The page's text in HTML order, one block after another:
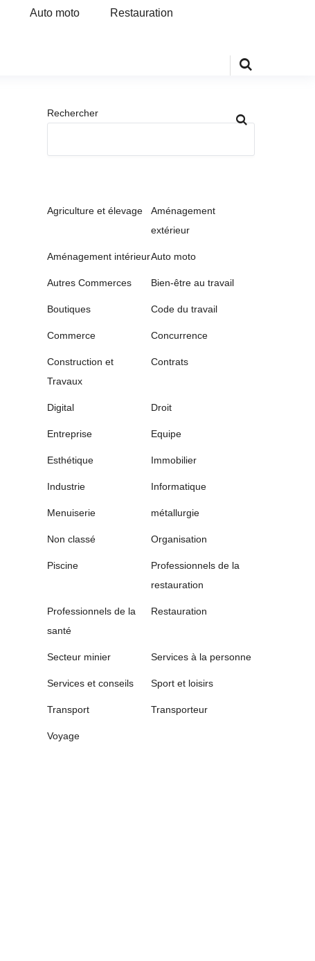
Auto moto Restauration
Rechercher
Agriculture et élevage
Aménagement
extérieur
Aménagement intérieurAuto moto
Autres Commerces Bien-être au travail
Boutiques Code du travail
Commerce Concurrence
Construction et
Travaux
Contrats
Digital Droit
Entreprise Equipe
Esthétique Immobilier
Industrie Informatique
Menuiserie métallurgie
Non classé Organisation
Piscine
Professionnels de la
restauration
Professionnels de la
santé
Restauration
Secteur minier Services à la personne
Services et conseils Sport et loisirs
Transport Transporteur
Voyage